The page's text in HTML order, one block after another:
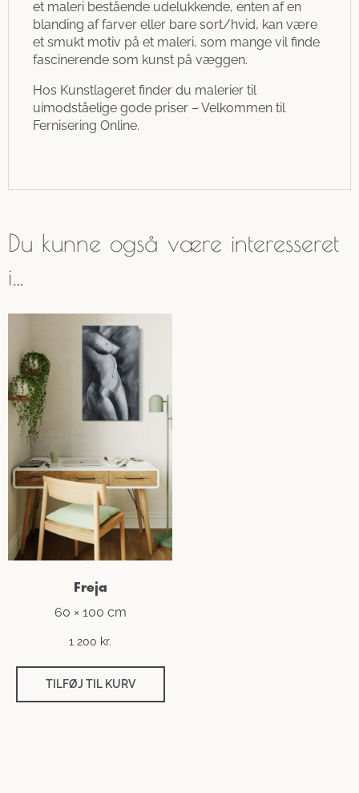
et maleri bestående udelukkende, enten af en
blanding af farver eller bare sort/hvid, kan være
et smukt motiv på et maleri, som mange vil finde
fascinerende som kunst på væggen.
Hos Kunstlageret finder du malerier til
uimodståelige gode priser – Velkommen til
Fernisering Online.
Du kunne også være interesseret
i…
Freja
60 × 100 cm
1 200 kr.
TILFØJ TIL KURV